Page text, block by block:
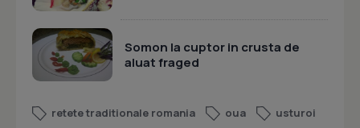
Somon la cuptor in crusta de
aluat fraged
retete traditionale romania oua
usturoi